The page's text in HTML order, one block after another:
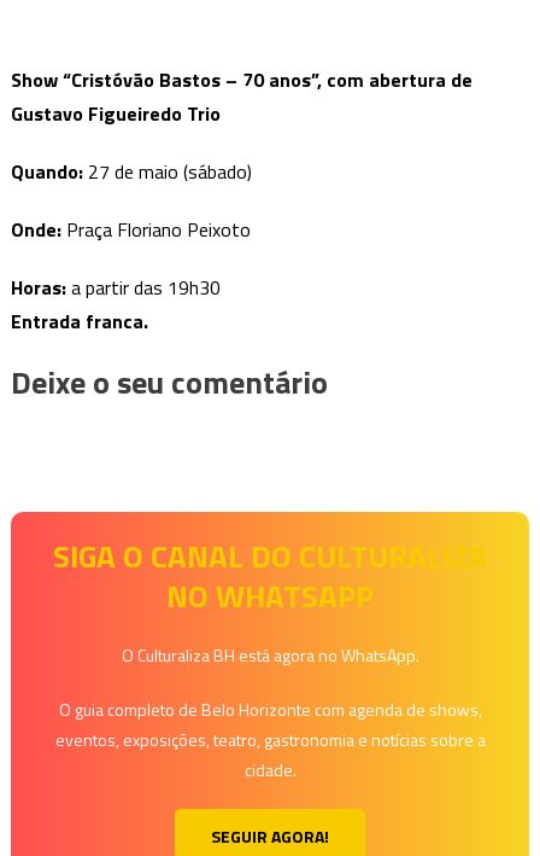
Show “Cristóvão Bastos – 70 anos”, com abertura de
Gustavo Figueiredo Trio
Quando:27 de maio (sábado)
Onde: Praça Floriano Peixoto
Horas:a partir das 19h30
Entrada franca.
Deixe o seu comentário
SIGA O CANAL DO CULTURALIZA
NO WHATSAPP
O Culturaliza BH está agora no WhatsApp.
O guia completo de Belo Horizonte com agenda de shows,
eventos, exposições, teatro, gastronomia e notícias sobre a
cidade.
SEGUIR AGORA!